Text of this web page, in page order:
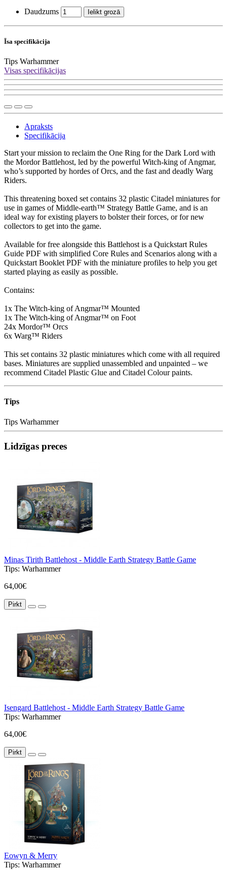
Daudzums Ielikt grozā
Īsa specifikācija
Tips Warhammer
Visas specifikācijas
Apraksts
Specifikācija
Start your mission to reclaim the One Ring for the Dark Lord with
the Mordor Battlehost, led by the powerful Witch-king of Angmar,
who’s supported by hordes of Orcs, and the fast and deadly Warg
Riders.
This threatening boxed set contains 32 plastic Citadel miniatures for
use in games of Middle-earth™ Strategy Battle Game, and is an
ideal way for existing players to bolster their forces, or for new
collectors to get into the game.
Available for free alongside this Battlehost is a Quickstart Rules
Guide PDF with simplified Core Rules and Scenarios along with a
Quickstart Booklet PDF with the miniature profiles to help you get
started playing as easily as possible.
Contains:
1x The Witch-king of Angmar™ Mounted
1x The Witch-king of Angmar™ on Foot
24x Mordor™ Orcs
6x Warg™ Riders
This set contains 32 plastic miniatures which come with all required
bases. Miniatures are supplied unassembled and unpainted – we
recommend Citadel Plastic Glue and Citadel Colour paints.
Tips
Tips Warhammer
Lidzīgas preces
Minas Tirith Battlehost - Middle Earth Strategy Battle Game
Tips: Warhammer
64,00€
Pirkt
Isengard Battlehost - Middle Earth Strategy Battle Game
Tips: Warhammer
64,00€
Pirkt
Eowyn & Merry
Tips: Warhammer